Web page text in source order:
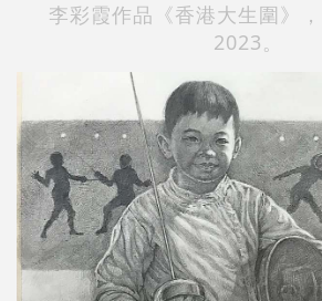
李彩霞作品《香港大生圍》
2023。